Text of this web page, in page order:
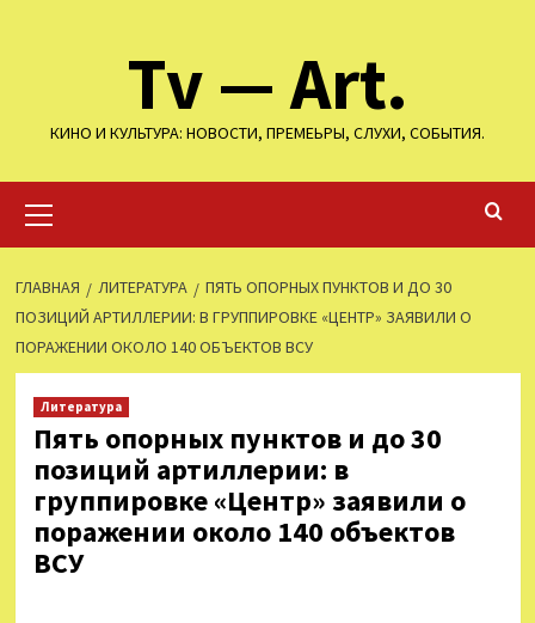
Tv — Art.
КИНО И КУЛЬТУРА: НОВОСТИ, ПРЕМЕЬРЫ, СЛУХИ, СОБЫТИЯ.
меню
ГЛАВНАЯ ЛИТЕРАТУРА
ПЯТЬ ОПОРНЫХ ПУНКТОВ И ДО 30
ПОЗИЦИЙ АРТИЛЛЕРИИ: В ГРУППИРОВКЕ «ЦЕНТР» ЗАЯВИЛИ О
ПОРАЖЕНИИ ОКОЛО 140 ОБЪЕКТОВ ВСУ
Литература
Пять опорных пунктов и до 30
позиций артиллерии: в
группировке «Центр» заявили о
поражении около 140 объектов
ВСУ